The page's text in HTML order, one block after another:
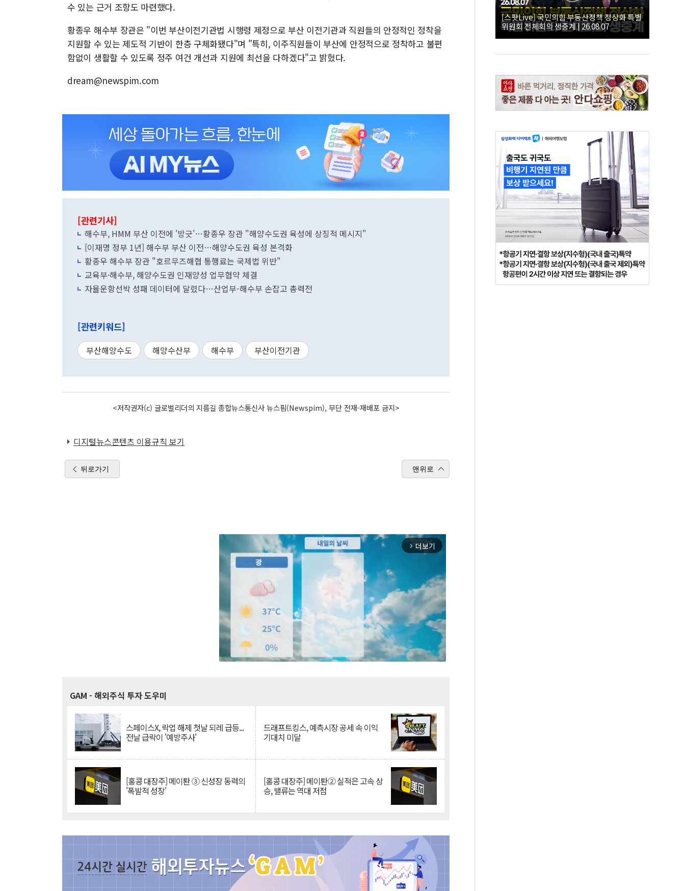
수 있는 근거 조항도 마련했다.
황종우 해수부 장관은 "이번 부산이전기관법 시행령 제정으로 부산 이전기관과 직원들의 안정적인 정착을
지원할 수 있는 제도적 기반이 한층 구체화됐다"며 "특히, 이주직원들이 부산에 안정적으로 정착하고 불편
함없이 생활할 수 있도록 정주 여건 개선과 지원에 최선을 다하겠다"고 밝혔다.
dream@newspim.com
[관련기사]
해수부, HMM 부산 이전에 '방긋'…황종우 장관 "해양수도권 육성에 상징적 메시지"
[이재명 정부 1년] 해수부 부산 이전…해양수도권 육성 본격화
황종우 해수부 장관 "호르무즈해협 통행료는 국제법 위반"
교육부·해수부, 해양수도권 인재양성 업무협약 체결
자율운항선박 성패 데이터에 달렸다…산업부-해수부 손잡고 총력전
[관련키워드]
부산해양수도 해양수산부 해수부 부산이전기관
<저작권자(c) 글로벌리더의 지름길 종합뉴스통신사 뉴스핌(Newspim), 무단 전재-재배포 금지>
디지털뉴스콘텐츠 이용규칙 보기
뒤로가기 맨위로
arrow_forward_ios 더보기
GAM - 해외주식 투자 도우미
스페이스X, 락업 해제 첫날 되레 급등...
전날 급락이 '예방주사'
드래프트킹스, 예측시장 공세 속 이익
기대치 미달
[홍콩 대장주] 메이퇀 ③ 신성장 동력의
'폭발적 성장'
[홍콩 대장주] 메이퇀② 실적은 고속 상
승, 밸류는 역대 저점
[스팟Live] 국민의힘 부동산정책 정상화 특별
위원회 전체회의 생중계 | 26.08.07